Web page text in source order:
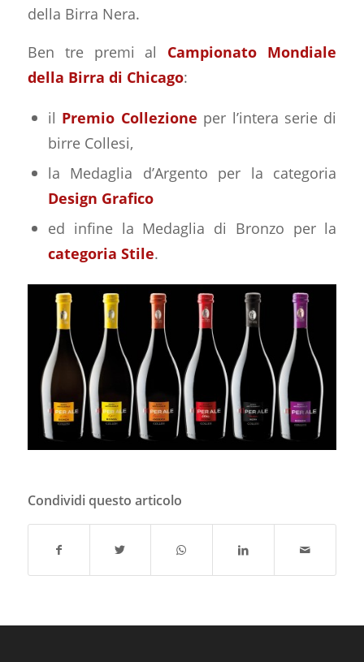
della Birra Nera.
Ben tre premi al Campionato Mondiale
della Birra di Chicago:
il Premio Collezione per l’intera serie di
birre Collesi,
la Medaglia d’Argento per la categoria
Design Grafico
ed infine la Medaglia di Bronzo per la
categoria Stile.
Condividi questo articolo